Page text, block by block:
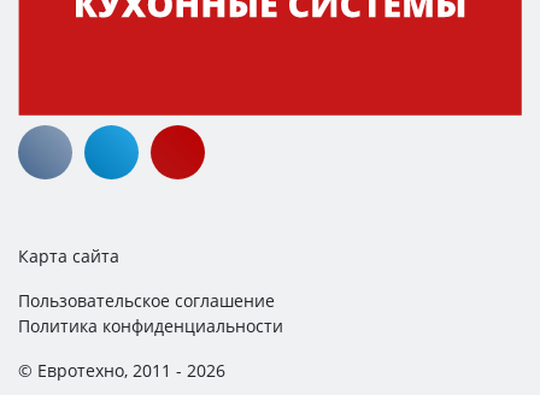
Карта сайта
Пользовательское соглашение
Политика конфиденциальности
© Евротехно, 2011 - 2026